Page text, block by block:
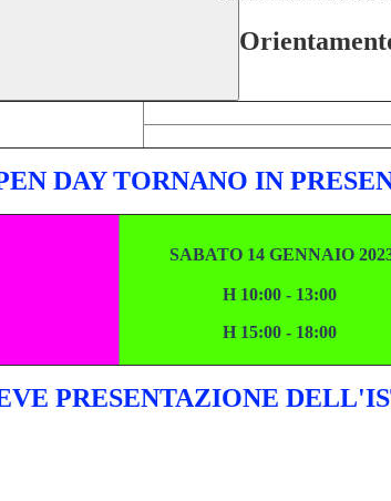
DAY TORNANO IN
SABATO 14 GENNAIO
H 10:00 - 13:00
H 15:00 - 18:00
PRESENTAZIONE